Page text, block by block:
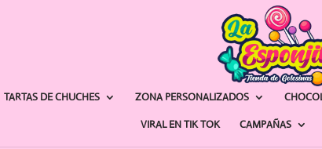
TARTAS DE CHUCHES ZONA PERSONALIZADOS
VIRAL EN TIK TOK CAMPAÑAS